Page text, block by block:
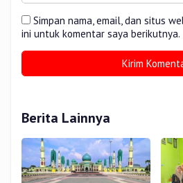
Simpan nama, email, dan situs
ini untuk komentar saya berikutnya.
Berita Lainnya